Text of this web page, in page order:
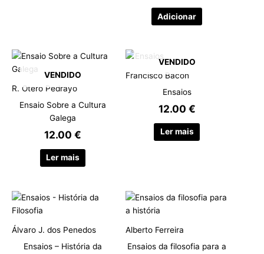
Adicionar
VENDIDO
R. Otero Pedrayo
Ensaio Sobre a Cultura
Galega
12.00€
Ler mais
VENDIDO
Francisco Bacon
Ensaios
12.00 €
Ler mais
Álvaro J. dos Penedos
Ensaios – História da
Alberto Ferreira
Ensaios da filosofia para a